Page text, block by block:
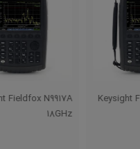
Keysight Fieldfox N9917A